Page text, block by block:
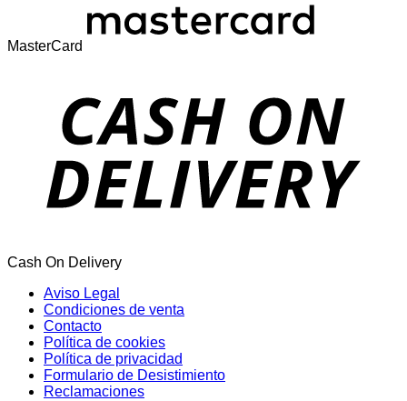
MasterCard
Cash On Delivery
Aviso Legal
Condiciones de venta
Contacto
Política de cookies
Política de privacidad
Formulario de Desistimiento
Reclamaciones